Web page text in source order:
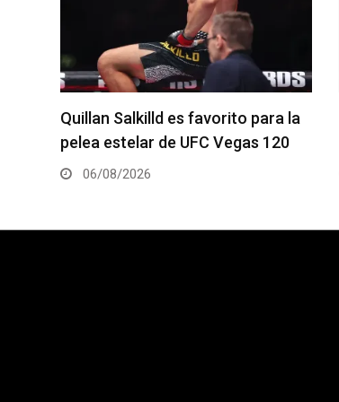
Se anuncia la cartelera completa
del UFC 331
06/08/2026